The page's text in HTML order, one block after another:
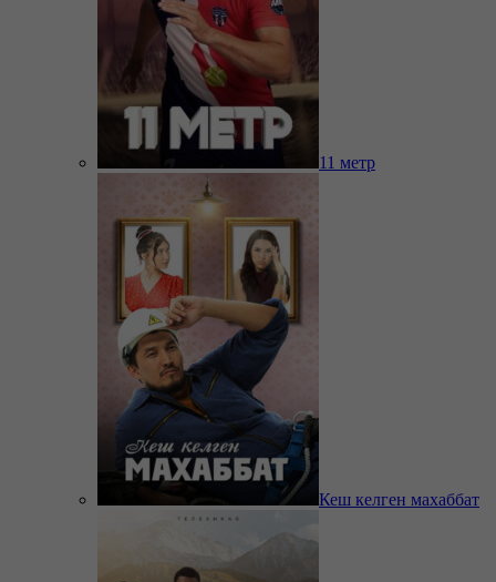
11 метр
Кеш келген махаббат